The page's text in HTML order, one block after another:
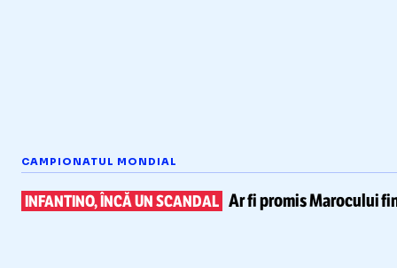
CAMPIONATUL MONDIAL
INFANTINO, ÎNCĂ UN SCANDAL Ar fi promis Marocului